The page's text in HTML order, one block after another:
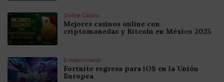
Online Casino
Mejores casinos online con
criptomonedas y Bitcoin en México 2025
Entretenimiento
Fortnite regresa para iOS en la Unión
Europea